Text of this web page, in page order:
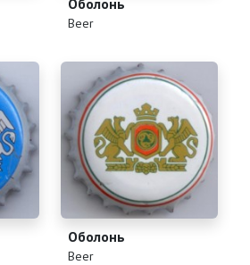
Оболонь
(Beer)
Оболонь
(Beer)